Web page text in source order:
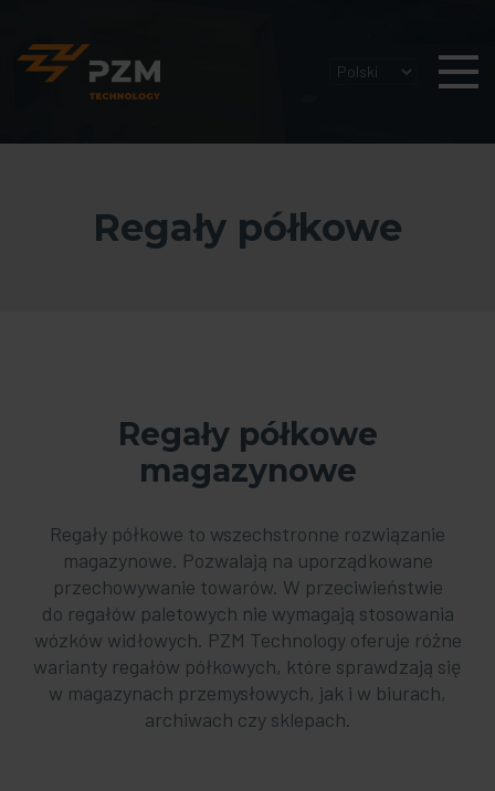
Regały półkowe
Regały półkowe
magazynowe
Regały półkowe to wszechstronne rozwiązanie
magazynowe. Pozwalają na uporządkowane
przechowywanie towarów. W przeciwieństwie
do regałów paletowych nie wymagają stosowania
wózków widłowych. PZM Technology oferuje różne
warianty regałów półkowych, które sprawdzają się
w magazynach przemysłowych, jak i w biurach,
archiwach czy sklepach.